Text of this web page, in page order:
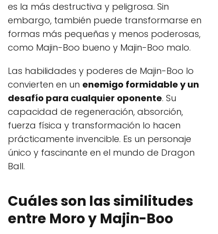
es la más destructiva y peligrosa. Sin
embargo, también puede transformarse en
formas más pequeñas y menos poderosas,
como Majin-Boo bueno y Majin-Boo malo.
Las habilidades y poderes de Majin-Boo lo
convierten en un enemigo formidable y un
desafío para cualquier oponente. Su
capacidad de regeneración, absorción,
fuerza física y transformación lo hacen
prácticamente invencible. Es un personaje
único y fascinante en el mundo de Dragon
Ball.
Cuáles son las similitudes
entre Moro y Majin-Boo